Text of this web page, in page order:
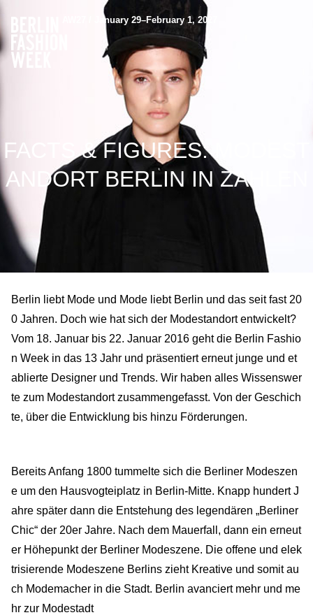
AW27 / January 29–February 1, 2027
FACTS & FIGURES: MODEST
ANDORT BERLIN IN ZAHLEN
Berlin liebt Mode und Mode liebt Berlin und das seit fast 20
0 Jahren. Doch wie hat sich der Modestandort entwickelt?
Vom 18. Januar bis 22. Januar 2016 geht die Berlin Fashio
n Week in das 13 Jahr und präsentiert erneut junge und et
ablierte Designer und Trends. Wir haben alles Wissenswer
te zum Modestandort zusammengefasst. Von der Geschich
te, über die Entwicklung bis hinzu Förderungen.
Bereits Anfang 1800 tummelte sich die Berliner Modeszen
e um den Hausvogteiplatz in Berlin-Mitte. Knapp hundert J
ahre später dann die Entstehung des legendären „Berliner
Chic“ der 20er Jahre. Nach dem Mauerfall, dann ein erneut
er Höhepunkt der Berliner Modeszene. Die offene und elek
trisierende Modeszene Berlins zieht Kreative und somit au
ch Modemacher in die Stadt. Berlin avanciert mehr und me
hr zur Modestadt